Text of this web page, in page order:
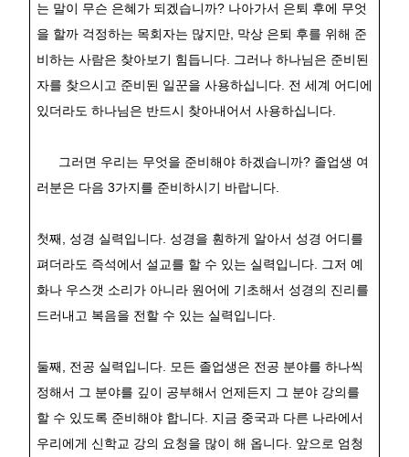
는 말이 무슨 은혜가 되겠습니까? 나아가서 은퇴 후에 무엇
을 할까 걱정하는 목회자는 많지만, 막상 은퇴 후를 위해 준
비하는 사람은 찾아보기 힘듭니다.
그러나 하나님은 준비된
자를 찾으시고 준비된 일꾼을 사용하십니다. 전 세계 어디에
있더라도 하나님은 반드시 찾아내어서 사용하십니다.
그러면 우리는 무엇을 준비해야 하겠습니까? 졸업생 여
러분은 다음 3가지를 준비하시기 바랍니다.
첫째 성경 실력입니다. 성경을 훤하게 알아서 성경 어디를
펴더라도 즉석에서 설교를 할 수 있는 실력입니다.
그저 예
화나 우스갯 소리가 아니라 원어에 기초해서 성경의 진리를
드러내고 복음을 전할 수 있는 실력입니다.
둘째 전공 실력입니다.
모든 졸업생은 전공 분야를 하나씩
정해서 그 분야를 깊이 공부해서 언제든지 그 분야 강의를
할 수 있도록 준비해야 합니다. 지금 중국과 다른 나라에서
우리에게 신학교 강의 요청을 많이 해 옵니다. 앞으로 엄청